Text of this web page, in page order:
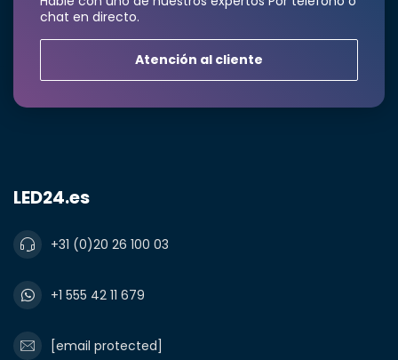
chat en directo.
Atención al cliente
LED24.es
+31 (0)20 26 100 03
+1 555 42 11 679
[email protected]